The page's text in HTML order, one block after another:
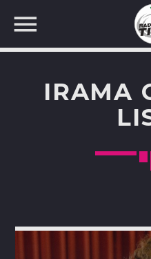
CERCA
IRAMA